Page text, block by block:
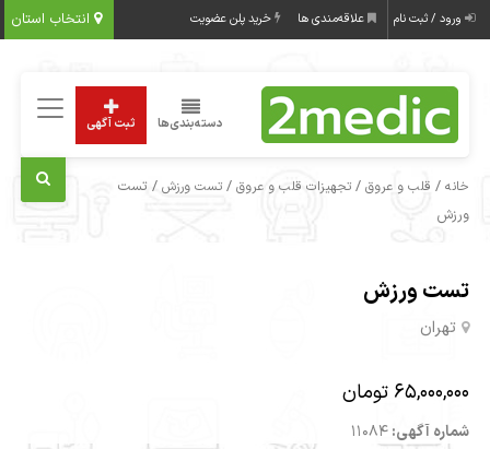
انتخاب استان ورود / ثبت نام علاقه‌مندی ها خرید پلن عضویت
دسته‌بندی‌ها ثبت آگهی
خانه / قلب و عروق /تجهیزات قلب و عروق /تست ورزش / تست
ورزش
تست ورزش
تهران
65,000,000 تومان
شماره آگهی:11084